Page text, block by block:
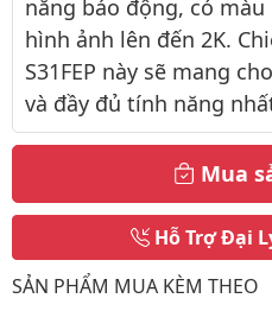
năng báo động, có
hình ảnh lên đến 2K.
S31FEP này sẽ mang
và đầy đủ tính năng
Mua
Hỗ Trợ Đại
SẢN PHẨM MUA KÈM THEO